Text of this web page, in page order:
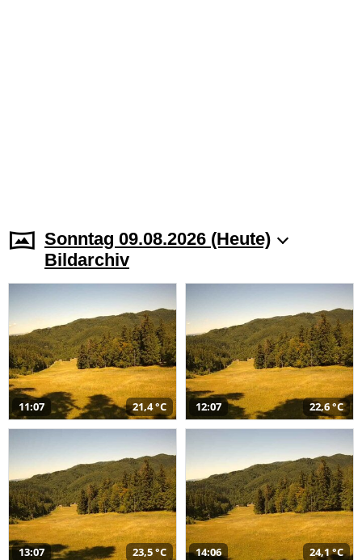
Sonntag 09.08.2026 (Heute)
Bildarchiv
11:07 21,4 °C 12:07 22,6 °C
13:07 23,5 °C 14:06 24,1 °C